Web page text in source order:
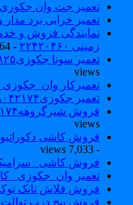
تعمیر جت وان جکوزی - 0 views
تعمیر خرابی برد مدار
نمایندگی فروش و
زمینی ۲۲۴۲۰۴۶۰
- 3,964 views
تعمیر سونا جکوزی۰۹۱۲۱۵۰۷۸۲۵#| Sauna | Jacuzzi
views
تعمیرکار
تعمیر جکوزی۸۸۰۴۲۱۷۴_فروش وان جکوزی
فروش شیرگروهه۸۸۰۴۲۱۷۴_تعمیر شیرگروهه
views
فروش کاشی دکوراتیو۸۸۰۴۲۱۷۴_فروش کاشی بین کابینتی
فروش کاشی _سرامیک۸۸۰۴۲۱۷۴
تعمیر وان_جکوزی_ کابین
فروش فلاش تانک
فروش پیچ درب توالت